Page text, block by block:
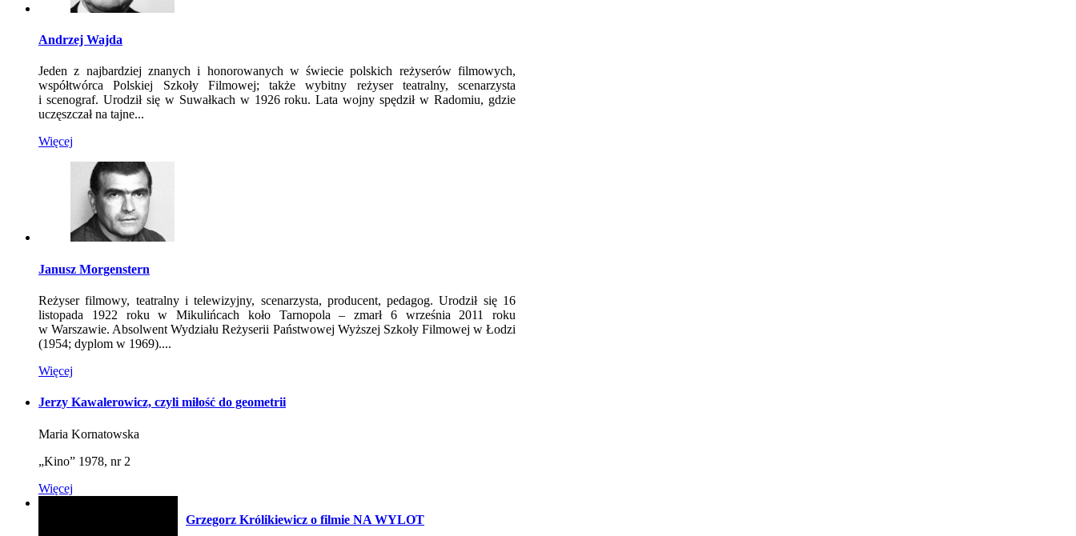
Andrzej Wajda
Jeden z najbardziej znanych i honorowanych w świecie polskich reżyserów filmowych,
współtwórca Polskiej Szkoły Filmowej; także wybitny reżyser teatralny, scenarzysta
i scenograf. Urodził się w Suwałkach w 1926 roku. Lata wojny spędził w Radomiu, gdzie
uczęszczał na tajne...
Więcej
Janusz Morgenstern
Reżyser filmowy, teatralny i telewizyjny, scenarzysta, producent, pedagog. Urodził się 16
listopada 1922 roku w Mikulińcach koło Tarnopola – zmarł 6 września 2011 roku
w Warszawie. Absolwent Wydziału Reżyserii Państwowej Wyższej Szkoły Filmowej w Łodzi
(1954; dyplom w 1969)....
Więcej
Jerzy Kawalerowicz, czyli miłość do geometrii
Maria Kornatowska
„Kino” 1978, nr 2
Więcej
Grzegorz Królikiewicz o filmie NA WYLOT